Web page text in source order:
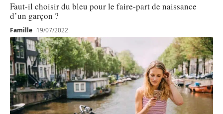
Faut-il choisir du bleu pour le faire-part de naissance
d’un garçon ?
Famille 19/07/2022